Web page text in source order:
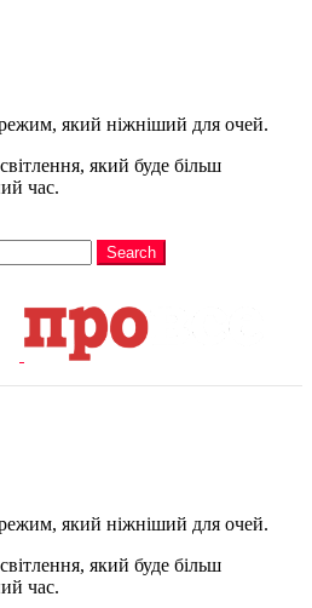
який ніжніший для очей.
який буде більш
час.
Search
який ніжніший для очей.
який буде більш
час.